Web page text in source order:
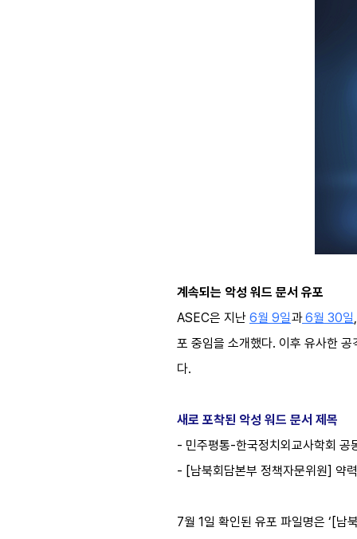
계속되는 악성 워드 문서 유포
ASEC은 지난 6월 9일과6월 30일
포 중임을 소개했다. 이후 유사한
다.
새로 포착된 악성 워드 문서 제목
- 민주평통-한국정치외교사학회
- [남북회담본부 정책자문위원] 약
7월 1일 확인된 유포 파일명은 ‘[